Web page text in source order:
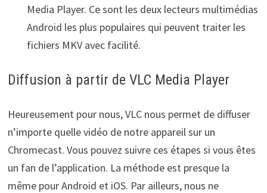
Media Player. Ce sont les deux lecteurs multimédias
Android les plus populaires qui peuvent traiter les
fichiers MKV avec facilité.
Diffusion à partir de VLC Media Player
Heureusement pour nous, VLC nous permet de diffuser
n’importe quelle vidéo de notre appareil sur un
Chromecast. Vous pouvez suivre ces étapes si vous êtes
un fan de l’application. La méthode est presque la
même pour Android et iOS. Par ailleurs, nous ne